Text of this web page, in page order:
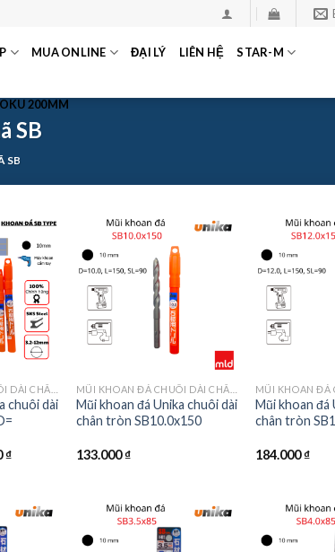
MUA ONLINE ĐẠI LÝ LIÊN HỆ STAR-M
200MM
SB
SB
chuôi dài
₫
Mũi khoan đá Unika chuôi dài
chân tròn SB10.0x150
133.000₫
Mũi khoan đá
chân tròn
184.000₫